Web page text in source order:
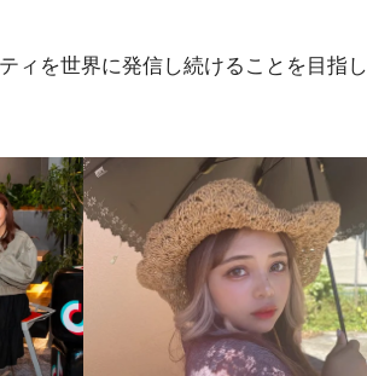
ィを世界に発信し続けることを目指し